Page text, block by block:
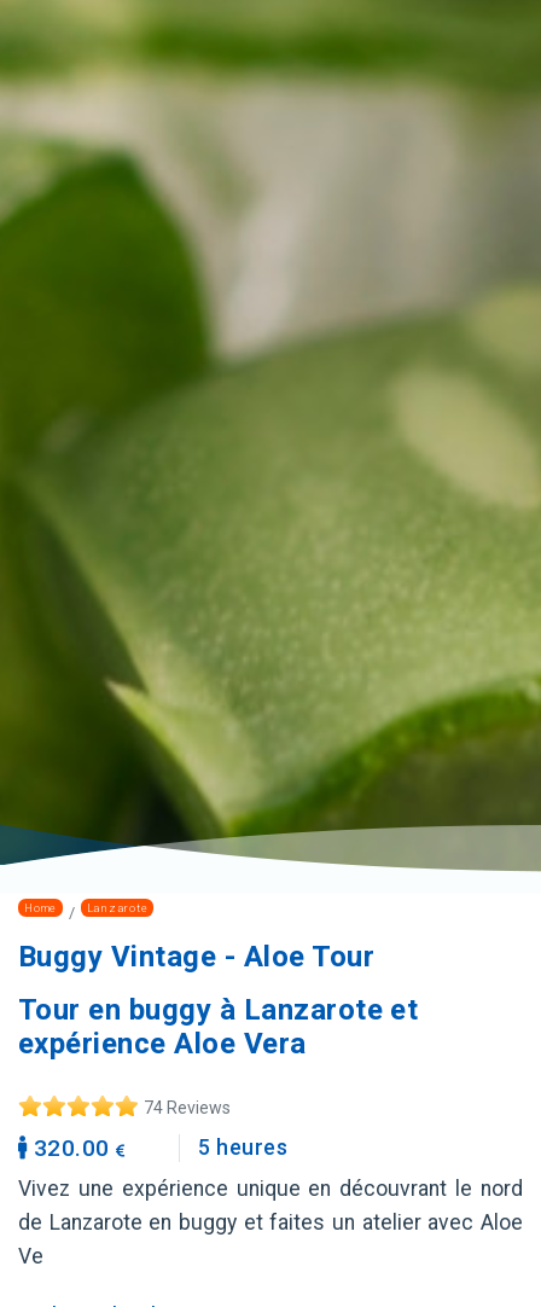
Home Lanzarote
Buggy Vintage - Aloe Tour
Tour en buggy à Lanzarote et
expérience Aloe Vera
74 Reviews
320.00
5 heures
Vivez une expérience unique en découvrant le nord
de Lanzarote en buggy et faites un atelier avec Aloe
Ve